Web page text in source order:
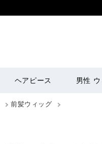
ヘアピース 男性
前髪ウィッグ